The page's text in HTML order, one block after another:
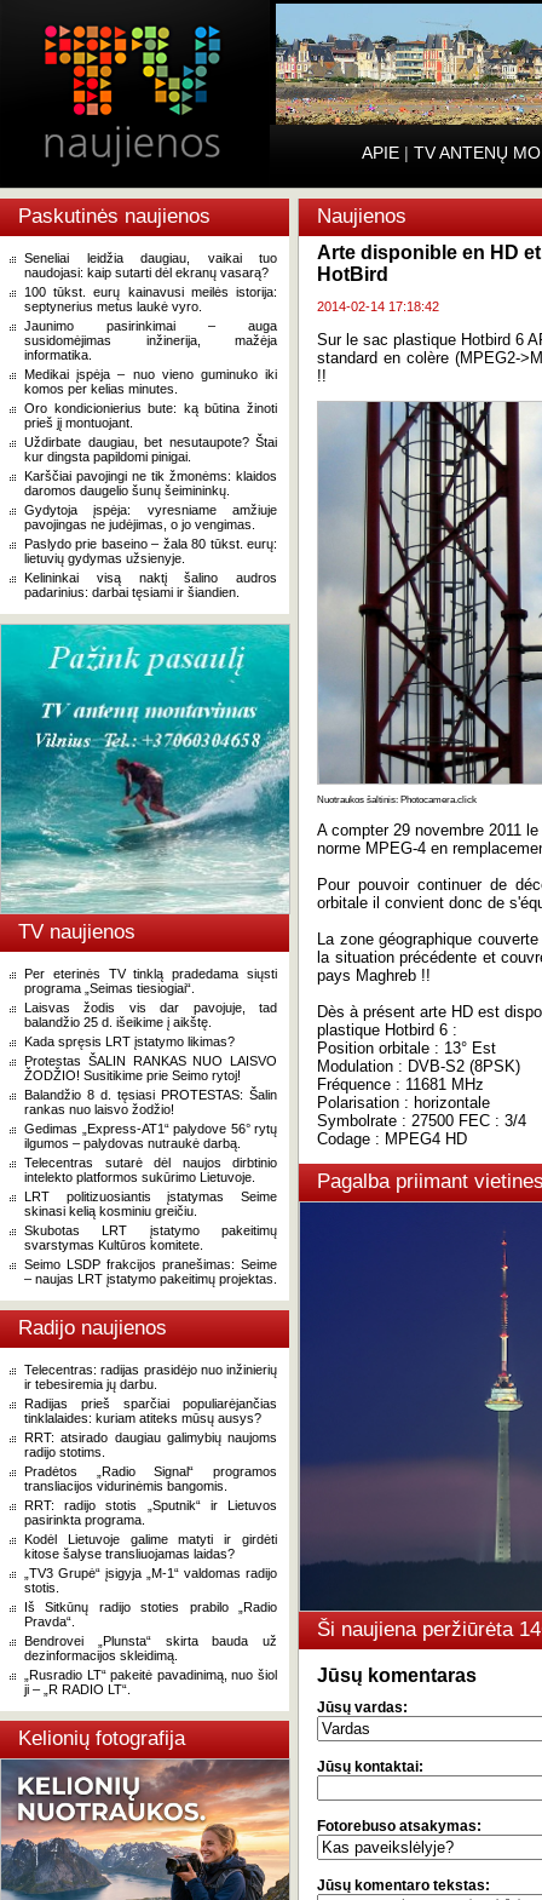
APIE | TV ANTENŲ
Paskutinės naujienos
Seneliai leidžia daugiau, vaikai tuo
naudojasi: kaip sutarti dėl ekranų vasarą?
100 tūkst. eurų kainavusi meilės istorija:
septynerius metus laukė vyro.
Jaunimo pasirinkimai – auga
susidomėjimas inžinerija, mažėja
informatika.
Medikai įspėja – nuo vieno guminuko iki
komos per kelias minutes.
Oro kondicionierius bute: ką būtina žinoti
prieš jį montuojant.
Uždirbate daugiau, bet nesutaupote? Štai
kur dingsta papildomi pinigai.
Karščiai pavojingi ne tik žmonėms: klaidos
daromos daugelio šunų šeimininkų.
Gydytoja įspėja: vyresniame amžiuje
pavojingas ne judėjimas, o jo vengimas.
Paslydo prie baseino – žala 80 tūkst. eurų:
lietuvių gydymas užsienyje.
Kelininkai visą naktį šalino audros
padarinius: darbai tęsiami ir šiandien.
TV naujienos
Per eterinės TV tinklą pradedama siųsti
programa „Seimas tiesiogiai“.
Laisvas žodis vis dar pavojuje, tad
balandžio 25 d. išeikime į aikštę.
Kada spręsis LRT įstatymo likimas?
Protestas ŠALIN RANKAS NUO LAISVO
ŽODŽIO! Susitikime prie Seimo rytoj!
Balandžio 8 d. tęsiasi PROTESTAS: Šalin
rankas nuo laisvo žodžio!
Gedimas „Express-AT1“ palydove 56° rytų
ilgumos – palydovas nutraukė darbą.
Telecentras sutarė dėl naujos dirbtinio
intelekto platformos sukūrimo Lietuvoje.
LRT politizuosiantis įstatymas Seime
skinasi kelią kosminiu greičiu.
Skubotas LRT įstatymo pakeitimų
svarstymas Kultūros komitete.
Seimo LSDP frakcijos pranešimas: Seime
– naujas LRT įstatymo pakeitimų projektas.
Radijo naujienos
Telecentras: radijas prasidėjo nuo inžinierių
ir tebesiremia jų darbu.
Radijas prieš sparčiai populiarėjančias
tinklalaides: kuriam atiteks mūsų ausys?
RRT: atsirado daugiau galimybių naujoms
radijo stotims.
Pradėtos „Radio Signal“ programos
transliacijos vidurinėmis bangomis.
RRT: radijo stotis „Sputnik“ ir Lietuvos
pasirinkta programa.
Kodėl Lietuvoje galime matyti ir girdėti
kitose šalyse transliuojamas laidas?
„TV3 Grupė“ įsigyja „M-1“ valdomas radijo
stotis.
Iš Sitkūnų radijo stoties prabilo „Radio
Pravda“.
Bendrovei „Plunsta“ skirta bauda už
dezinformacijos skleidimą.
„Rusradio LT“ pakeitė pavadinimą, nuo šiol
ji – „R RADIO LT“.
Kelionių fotografija
Naujienos
Arte disponible en HD
HotBird
2014-02-14 17:18:42
Sur le sac plastique Hotbird 6
standard en colère (MPEG2-
!!
Nuotraukos šaltinis: Photocamera.click
A compter 29 novembre 2011
norme MPEG-4 en
Pour pouvoir continuer de
orbitale il convient donc de
La zone géographique
la situation précédente et
pays Maghreb !!
Dès à présent arte HD est
plastique Hotbird 6 :
Position orbitale : 13° Est
Modulation : DVB-S2 (8PSK)
Fréquence : 11681 MHz
Polarisation : horizontale
Symbolrate : 27500 FEC : 3/4
Codage : MPEG4 HD
Pagalba priimant
Ši naujiena peržiūrėta
Jūsų komentaras
Jūsų vardas:
Jūsų kontaktai:
Fotorebuso atsakymas:
Jūsų komentaro tekstas: